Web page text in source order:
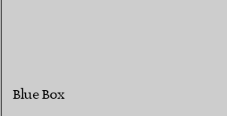
Blue Box